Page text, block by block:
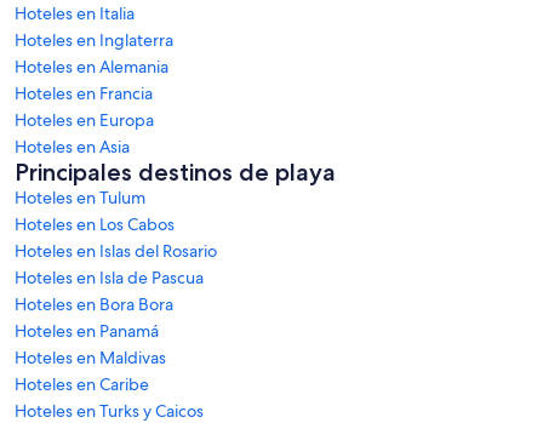
Hoteles en Italia
Hoteles en Inglaterra
Hoteles en Alemania
Hoteles en Francia
Hoteles en Europa
Hoteles en Asia
Principales destinos de playa
Hoteles en Tulum
Hoteles en Los Cabos
Hoteles en Islas del Rosario
Hoteles en Isla de Pascua
Hoteles en Bora Bora
Hoteles en Panamá
Hoteles en Maldivas
Hoteles en Caribe
Hoteles en Turks y Caicos